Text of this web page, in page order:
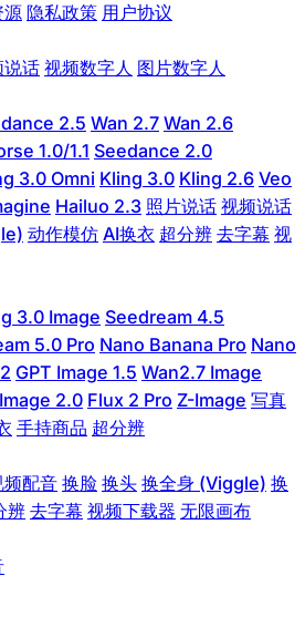
源 隐私政策 用户协议
说话 视频数字人 图片数字人
2.5 Wan 2.7 Wan 2.6
1.0/1.1 Seedance 2.0
3.0 Omni Kling 3.0 Kling 2.6 Veo
Hailuo 2.3 照片说话 视频说话
动作模仿 AI换衣 超分辨 去字幕 视
3.0 Image Seedream 4.5
5.0 Pro Nano Banana Pro Nano
GPT Image 1.5 Wan2.7 Image
2.0 Flux 2 Pro Z-Image 写真
手持商品 超分辨
频配音 换脸 换头 换全身 (Viggle) 换
辨去字幕 视频下载器 无限画布